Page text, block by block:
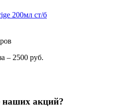
200мл ст/б
– 2500 руб.
наших акций?